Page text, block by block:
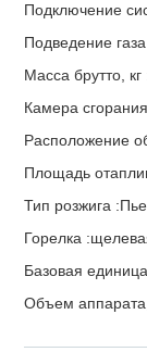
Подключение
Подведение
Масса брутто, кг
Камера
Расположение
Площадь
Тип розжига
Горелка
Базовая
Объем